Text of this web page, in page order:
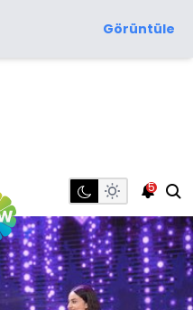
Görüntüle
5